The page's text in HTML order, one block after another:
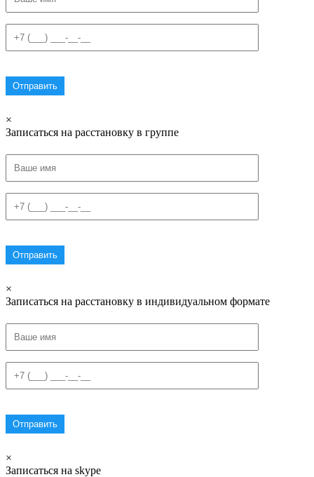
×
Записаться на расстановку в группе
×
Записаться на расстановку в индивидуальном формате
×
Записаться на skype